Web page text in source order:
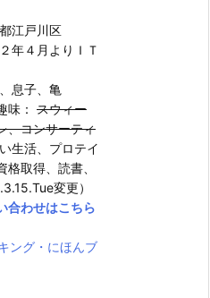
江戸川区
年４月よりＩＴ
息子、亀
味： スウィー
、コンサーティ
生活、プロテイ
格取得、読書、
変更）
合わせはこちら